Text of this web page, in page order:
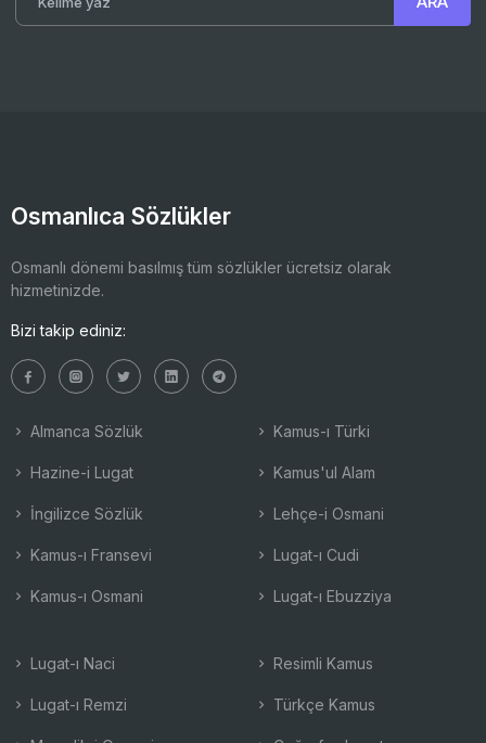
Osmanlıca Sözlükler
Osmanlı dönemi basılmış tüm sözlükler ücretsiz olarak
hizmetinizde.
Bizi takip ediniz:
Almanca Sözlük
Hazine-i Lugat
İngilizce Sözlük
Kamus-ı Fransevi
Kamus-ı Osmani
Kamus-ı Türki
Kamus'ul Alam
Lehçe-i Osmani
Lugat-ı Cudi
Lugat-ı Ebuzziya
Lugat-ı Naci
Lugat-ı Remzi
Resimli Kamus
Türkçe Kamus